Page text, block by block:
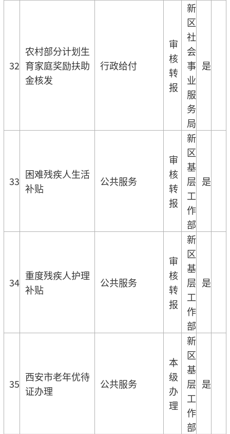
32
农村部分计划生
育家庭奖励扶助
金核发
行政给付
审
核
转
报
新
区
社
会
事
业
服
务
局
是
33
困难残疾人生活
补贴
公共服务
审
核
转
报
新
区
基
层
工
作
部
是
34
重度残疾人护理
补贴
公共服务
审
核
转
报
新
区
基
层
工
作
部
是
35
西安市老年优待
证办理
公共服务
本
级
办
理
新
区
基
层
工
作
部
是